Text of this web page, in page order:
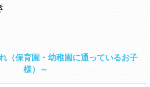
（保育園・幼稚園に通っているお子
様）～